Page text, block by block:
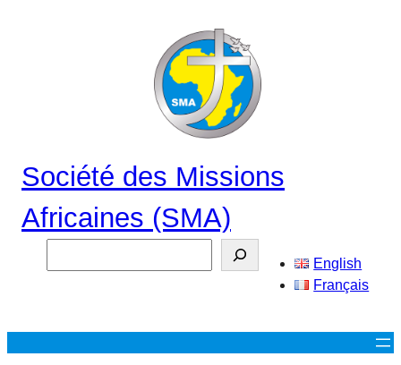
Société des Missions
Africaines (SMA)
English
Français